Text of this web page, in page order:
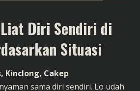
Diri Sendiri di
Situasi
Kinclong, Cakep
sama diri sendiri. Lo udah